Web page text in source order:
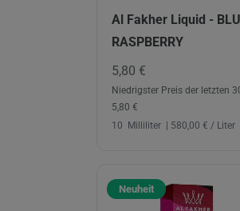
Al Fakher Liquid -
RASPBERRY
5,80 €
Niedrigster Preis der letzten
5,80 €
10 Milliliter | 580,00 € / Liter
Neuheit